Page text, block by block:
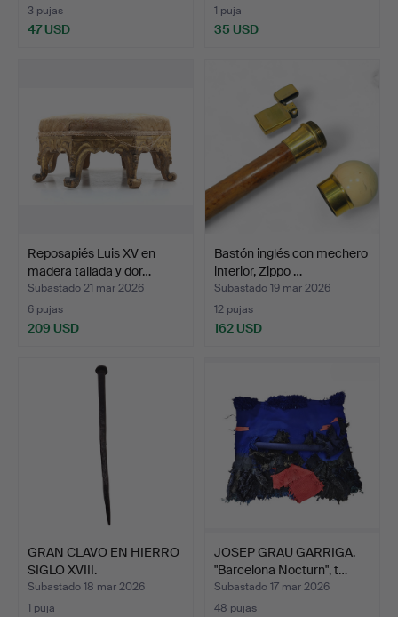
3 pujas
47 USD
1 puja
35 USD
Reposapiés Luis XV en
madera tallada y dor…
Subastado 21 mar 2026
6 pujas
209 USD
Bastón inglés con mechero
interior, Zippo …
Subastado 19 mar 2026
12 pujas
162 USD
GRAN CLAVO EN HIERRO
SIGLO XVIII.
Subastado 18 mar 2026
1 puja
JOSEP GRAU GARRIGA.
"Barcelona Nocturn", t…
Subastado 17 mar 2026
48 pujas